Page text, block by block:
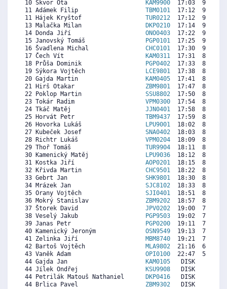
10 Škvor Ota
KAM9900
17:03  9308
11 Adámek Filip TBM0101
17:12  9206
11 Hájek Kryštof TUR0212
17:12  9206
13 Malačka Milan
DKP0210
17:14  9183
14 Donda Jiří ONO0403
17:22  9093
15 Janovský Tomáš
PGP0101
17:25  9059
16 Švadlena Michal CHC0101
17:30  9003
17 Čech Vít
KAM0311
17:31  8992
18 Průša Dominik
PGP0402
17:33  8969
19 Sýkora Vojtěch
LCE9801
17:38  8913
20 Gajda Martin
KAM0405
17:41  8879
21 Hirš Otakar ZBM9801
17:47  8811
22 Poklop Martin SSU8802
17:50  8777
23 Tokár Radim VPM0300
17:54  8732
24 Tkáč Matěj JJN0401
17:58  8687
25 Horvát Petr TBM9437
17:59  8676
26 Hovorka Lukáš
LPU9001
18:02  8642
27 Kubeček Josef SNA0402
18:03  8631
28 Richtr Lukáš VPM0204
18:09  8563
29 Thoř Tomáš TUR9904
18:11  8540
30 Kamenický Matěj
LPU9036
18:12  8529
31 Kostka Jiří AOP0201
18:15  8495
32 Křivda Martin CHC9501
18:22  8416
33 Gebrt Jan SHK9801
18:30  8326
34 Mrázek Jan SJC8102
18:33  8292
35 Orany Vojtěch SJI0401
18:51  8089
36 Mokrý Stanislav ZBM9202
18:57  8021
37 Štorek David JPV0202
19:00  7988
38 Veselý Jakub
PGP9503
19:02  7965
39 Janas Petr
PGP0200
19:11  7863
40 Kamenický Jeroným OSN9549
19:13  7841
41 Zelinka Jiří MBM8740
19:21  7751
42 Bartoš Vojtěch MLA9802
21:16  6453
43 Vaněk Adam OPI0100
22:47  5427
44 Gajda Jan
KAM0105
DISK     0
44 Jílek Ondřej
KSU9908
DISK     0
44 Petrilák Matouš Nathaniel
DKP0416
DISK     0
44 Brlica Pavel ZBM9302
DISK     0